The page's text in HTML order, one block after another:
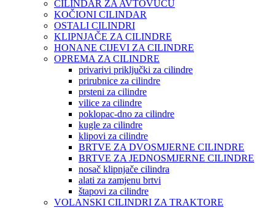
CILINDAR ZA AVTOVUČU
KOČIONI CILINDAR
OSTALI CILINDRI
KLIPNJAČE ZA CILINDRE
HONANE CIJEVI ZA CILINDRE
OPREMA ZA CILINDRE
privarivi priključki za cilindre
prirubnice za cilindre
prsteni za cilindre
vilice za cilindre
poklopac-dno za cilindre
kugle za cilindre
klipovi za cilindre
BRTVE ZA DVOSMJERNE CILINDRE
BRTVE ZA JEDNOSMJERNE CILINDRE
nosač klipnjače cilindra
alati za zamjenu brtvi
štapovi za cilindre
VOLANSKI CILINDRI ZA TRAKTORE